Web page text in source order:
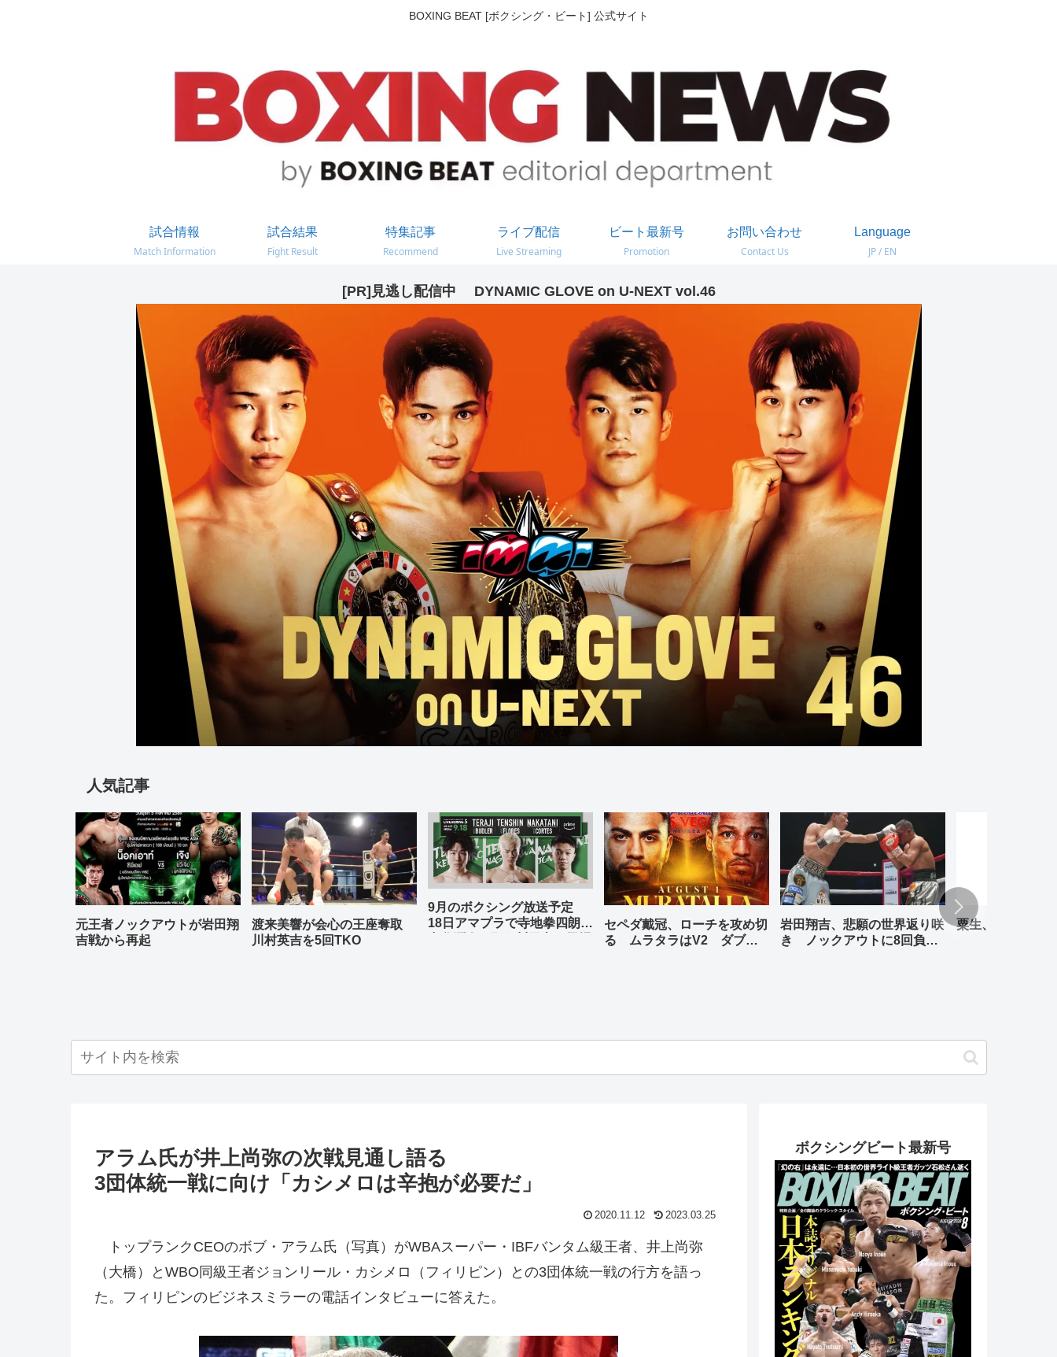
BOXING BEAT [ボクシング・ビート] 公式サイト
試合情報
Match Information
試合結果
Fight Result
特集記事
Recommend
ライブ配信
Live Streaming
ビート最新号
Promotion
お問い合わせ
Contact Us
Language
JP / EN
[PR]見逃し配信中 DYNAMIC GLOVE on U-NEXT vol.46
人気記事
元王者ノックアウトが岩田翔
吉戦から再起
渡来美響が会心の王座奪取
川村英吉を5回TKO
9月のボクシング放送予定
18日アマプラで寺地拳四朗、
セペダ戴冠、ローチを攻め切
る ムラタラはV2 ダブル
岩田翔吉、悲願の世界返り咲
き ノックアウトに8回負傷
粟生、リナレス
アラム氏が井上尚弥の次戦見通し語る
3団体統一戦に向け「カシメロは辛抱が必要だ」
2020.11.12 2023.03.25
トップランクCEOのボブ・アラム氏（写真）がWBAスーパー・IBFバンタム級王者、井上尚弥
（大橋）とWBO同級王者ジョンリール・カシメロ（フィリピン）との3団体統一戦の行方を語っ
た。フィリピンのビジネスミラーの電話インタビューに答えた。
ボクシングビート最新号